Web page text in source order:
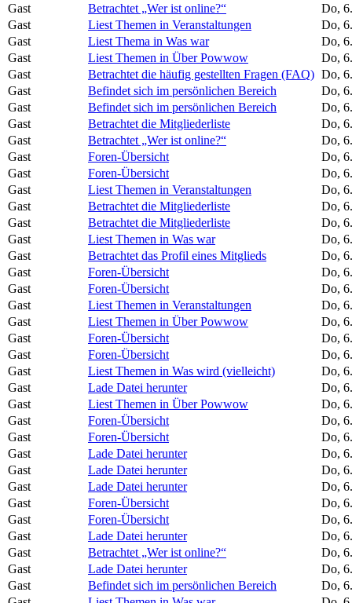
Gast
Betrachtet „Wer ist online?“
Do,
Gast
Liest Themen in Veranstaltungen
Do,
Gast
Liest Thema in Was war
Do,
Gast
Liest Themen in Über Powwow
Do,
Gast
Betrachtet die häufig gestellten Fragen (FAQ) Do,
Gast
Befindet sich im persönlichen Bereich
Do,
Gast
Befindet sich im persönlichen Bereich
Do,
Gast
Betrachtet die Mitgliederliste
Do,
Gast
Betrachtet „Wer ist online?“
Do,
Gast
Foren-Übersicht
Do,
Gast
Foren-Übersicht
Do,
Gast
Liest Themen in Veranstaltungen
Do,
Gast
Betrachtet die Mitgliederliste
Do,
Gast
Betrachtet die Mitgliederliste
Do,
Gast
Liest Themen in Was war
Do,
Gast
Betrachtet das Profil eines Mitglieds
Do,
Gast
Foren-Übersicht
Do,
Gast
Foren-Übersicht
Do,
Gast
Liest Themen in Veranstaltungen
Do,
Gast
Liest Themen in Über Powwow
Do,
Gast
Foren-Übersicht
Do,
Gast
Foren-Übersicht
Do,
Gast
Liest Themen in Was wird (vielleicht)
Do,
Gast
Lade Datei herunter
Do,
Gast
Liest Themen in Über Powwow
Do,
Gast
Foren-Übersicht
Do,
Gast
Foren-Übersicht
Do,
Gast
Lade Datei herunter
Do,
Gast
Lade Datei herunter
Do,
Gast
Lade Datei herunter
Do,
Gast
Foren-Übersicht
Do,
Gast
Foren-Übersicht
Do,
Gast
Lade Datei herunter
Do,
Gast
Betrachtet „Wer ist online?“
Do,
Gast
Lade Datei herunter
Do,
Gast
Befindet sich im persönlichen Bereich
Do,